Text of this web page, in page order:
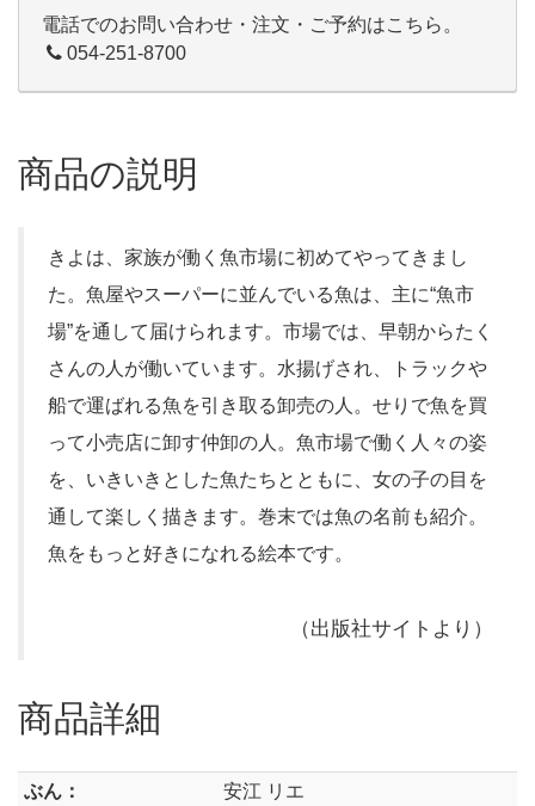
電話でのお問い合わせ・注文・ご予約はこちら。
054-251-8700
商品の説明
きよは、家族が働く魚市場に初めてやってきまし
た。魚屋やスーパーに並んでいる魚は、主に“魚市
場”を通して届けられます。市場では、早朝からたく
さんの人が働いています。水揚げされ、トラックや
船で運ばれる魚を引き取る卸売の人。せりで魚を買
って小売店に卸す仲卸の人。魚市場で働く人々の姿
を、いきいきとした魚たちとともに、女の子の目を
通して楽しく描きます。巻末では魚の名前も紹介。
魚をもっと好きになれる絵本です。
（出版社サイトより）
商品詳細
ぶん：
安江 リエ